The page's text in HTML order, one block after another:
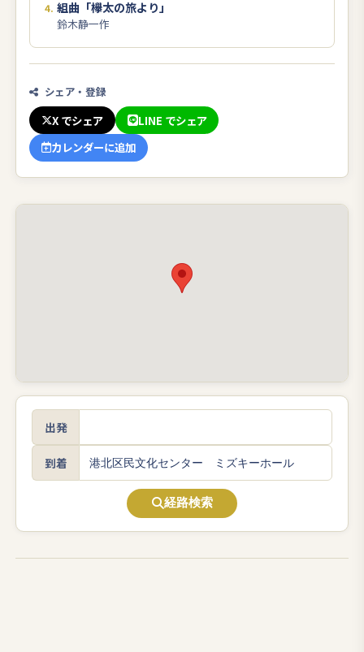
組曲「欅太の旅より」
鈴木静一作
シェア・登録
X でシェア
LINE でシェア
カレンダーに追加
出発
到着
経路検索